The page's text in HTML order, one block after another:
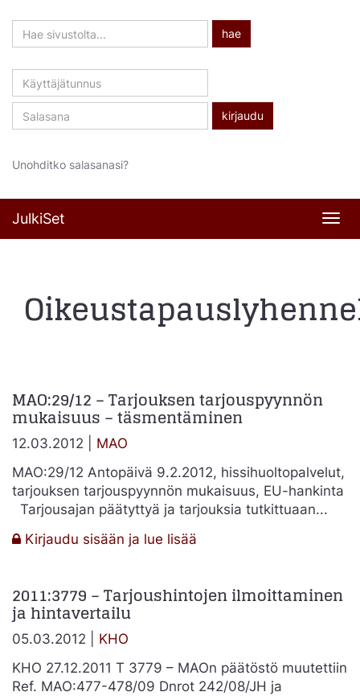
Hae
sivustolta
hae
Käyttäjätunnus
Salasana
Unohditko salasanasi?
JulkiSet
MAO:29/12 – Tarjouksen tarjouspyynnön
mukaisuus – täsmentäminen
12.03.2012 | MAO
MAO:29/12 Antopäivä 9.2.2012, hissihuoltopalvelut,
tarjouksen tarjouspyynnön mukaisuus, EU-hankinta
Tarjousajan päätyttyä ja tarjouksia tutkittuaan...
Kirjaudu sisään ja lue lisää
Tarjouksen
täsmentäminen
2011:3779 – Tarjoushintojen ilmoittaminen
ja hintavertailu
05.03.2012 | KHO
KHO 27.12.2011 T 3779 – MAOn päätöstö muutettiin
Ref. MAO:477-478/09 Dnrot 242/08/JH ja